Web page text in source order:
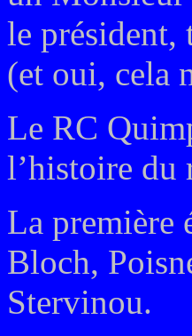
le président,
(et oui, cela
Le RC
l’histoire du
La première
Bloch,
Stervinou.